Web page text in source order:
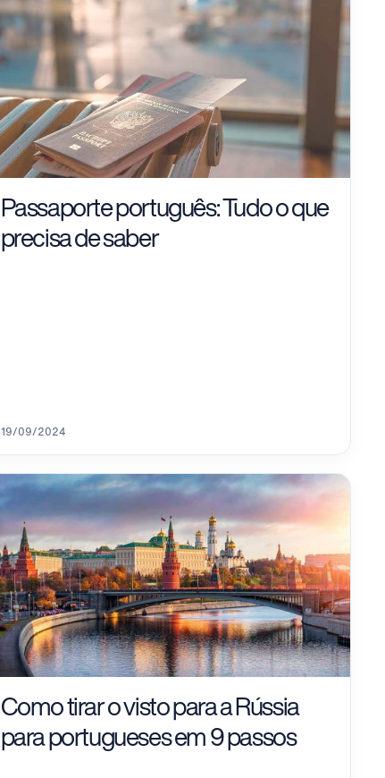
Passaporte português: Tudo o que
precisa de saber
19/09/2024
Como tirar o visto para a Rússia
para portugueses em 9 passos